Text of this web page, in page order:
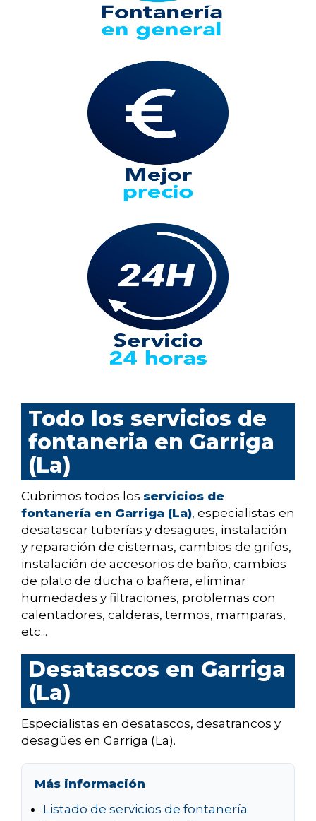
Todo los servicios de
fontaneria en Garriga
(La)
Cubrimos todos los servicios de
fontanería en Garriga (La), especialistas en
desatascar tuberías y desagües, instalación
y reparación de cisternas, cambios de grifos,
instalación de accesorios de baño, cambios
de plato de ducha o bañera, eliminar
humedades y filtraciones, problemas con
calentadores, calderas, termos, mamparas,
etc...
Desatascos en Garriga
(La)
Especialistas en desatascos, desatrancos y
desagües en Garriga (La).
Más información
Listado de servicios de fontanería